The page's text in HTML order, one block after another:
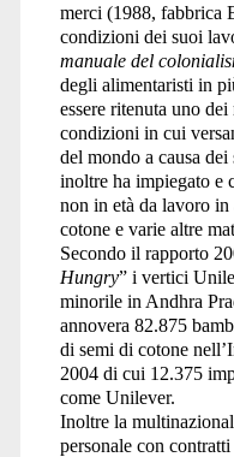
merci (1988, fabbrica
condizioni dei suoi
manuale del
degli alimentaristi in
essere ritenuta uno
condizioni in cui
del mondo a causa
inoltre ha impiegato e
non in età da lavoro
cotone e varie altre
Secondo il rapporto
Hungry” i vertici
minorile in Andhra
annovera 82.875
di semi di cotone
2004 di cui 12.375
come Unilever.
Inoltre la
personale con